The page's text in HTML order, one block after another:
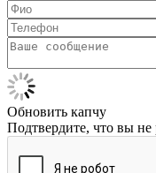
Обновить капчу
Подтвердите, что вы не